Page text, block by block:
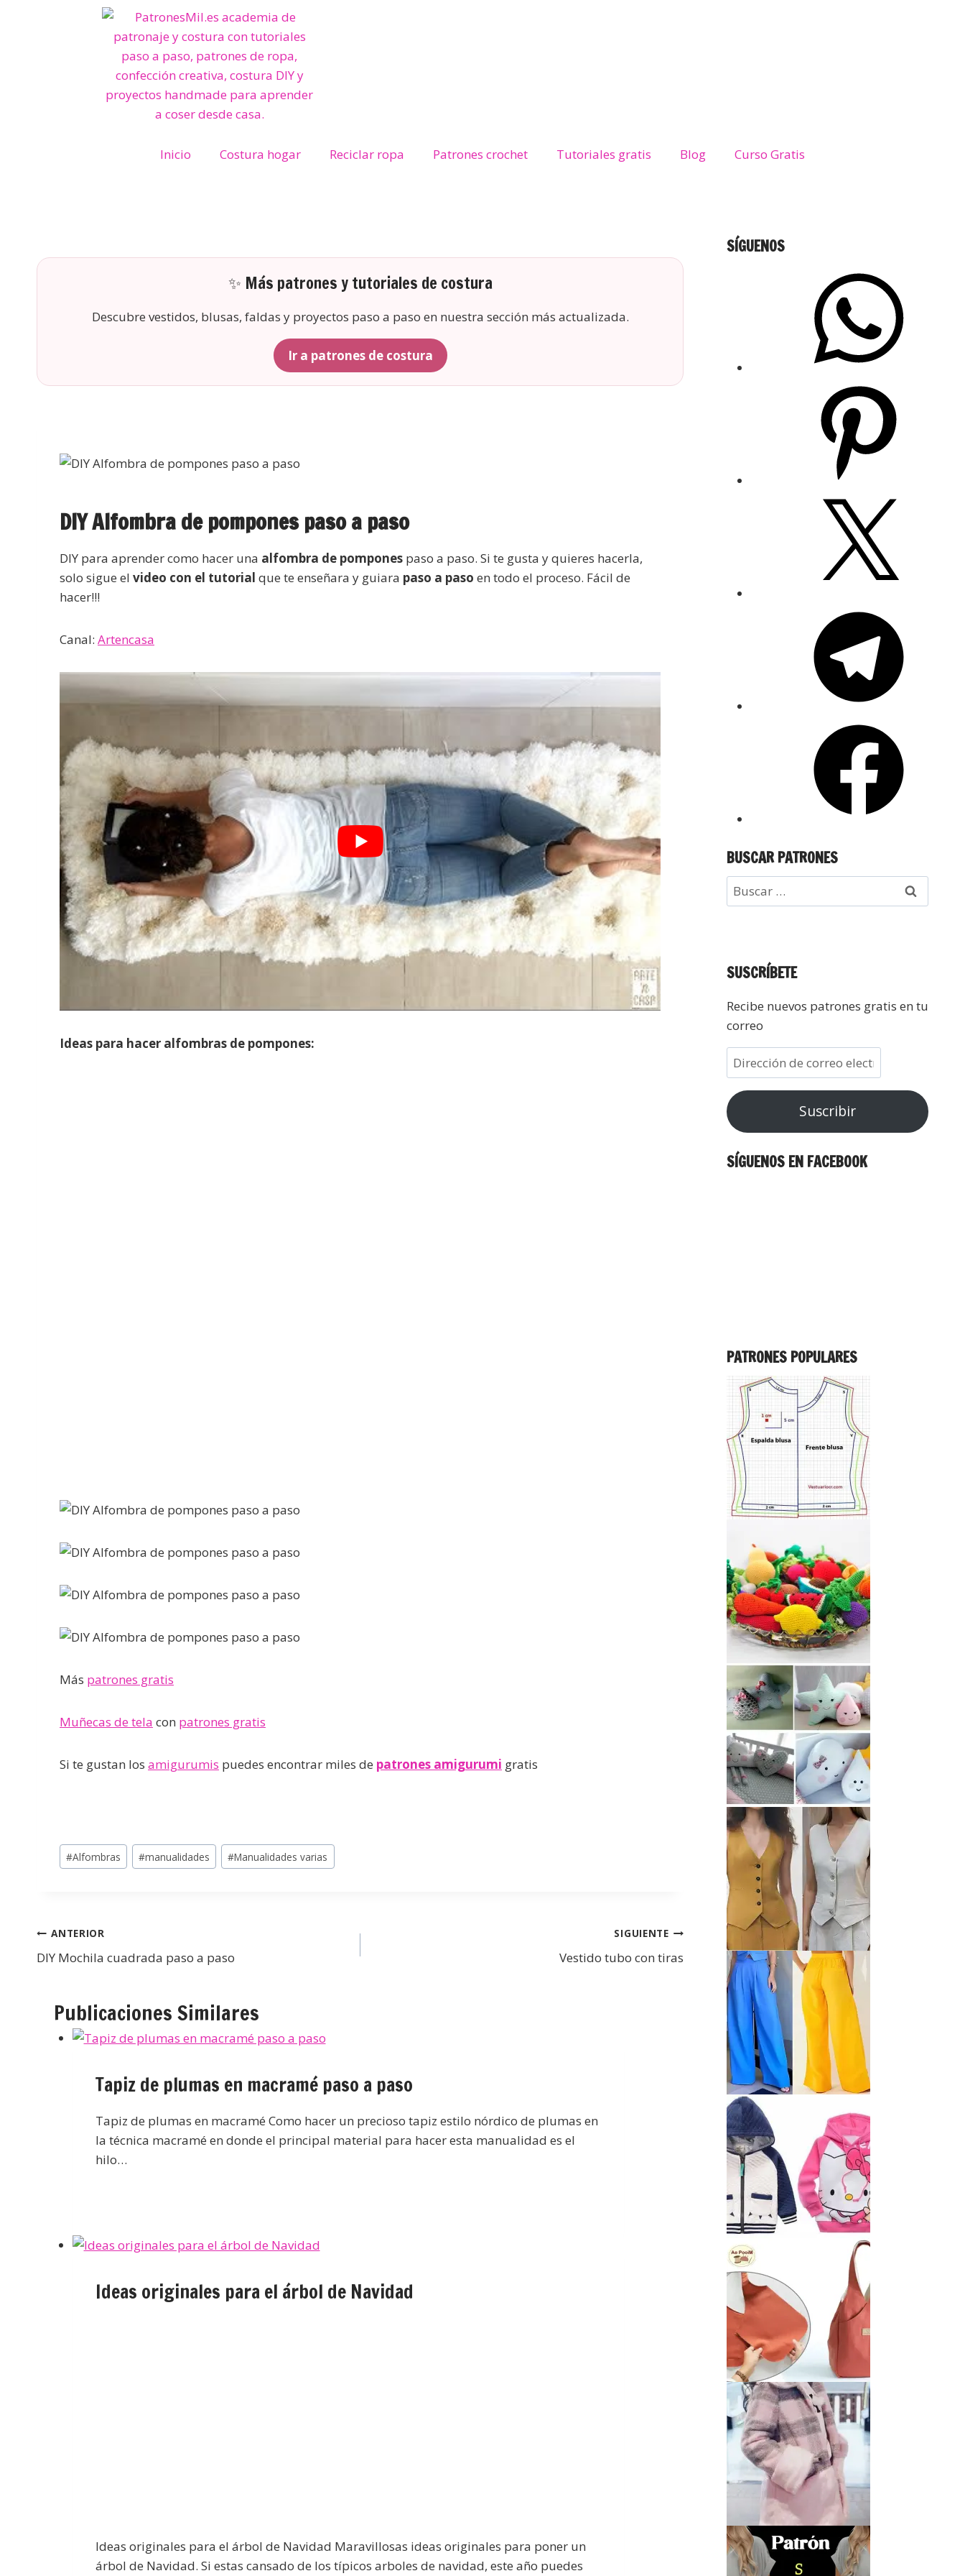
Inicio Costura hogar Reciclar ropa Patrones crochet Tutoriales gratis Blog Curso Gratis
✨ Más patrones y tutoriales de costura
Descubre vestidos, blusas, faldas y proyectos paso a paso en nuestra sección más actualizada.
Ir a patrones de costura
DIY Alfombra de pompones paso a paso
DIY para aprender como hacer una alfombra de pompones paso a paso. Si te gusta y quieres hacerla,
solo sigue el video con el tutorial que te enseñara y guiara paso a paso en todo el proceso. Fácil de
hacer!!!
Canal: Artencasa
Ideas para hacer alfombras de pompones:
Más patrones gratis
Muñecas de tela con patrones gratis
Si te gustan los amigurumis puedes encontrar miles de patrones amigurumi gratis
#Alfombras #manualidades #Manualidades varias
ANTERIOR
DIY Mochila cuadrada paso a paso
SIGUIENTE
Vestido tubo con tiras
Publicaciones Similares
Tapiz de plumas en macramé paso a paso
Tapiz de plumas en macramé Como hacer un precioso tapiz estilo nórdico de plumas en
la técnica macramé en donde el principal material para hacer esta manualidad es el
hilo…
Ideas originales para el árbol de Navidad
Ideas originales para el árbol de Navidad Maravillosas ideas originales para poner un
árbol de Navidad. Si estas cansado de los típicos arboles de navidad, este año puedes
SÍGUENOS
BUSCAR PATRONES
SUSCRÍBETE
Recibe nuevos patrones gratis en tu
correo
Suscribir
SÍGUENOS EN FACEBOOK
PATRONES POPULARES